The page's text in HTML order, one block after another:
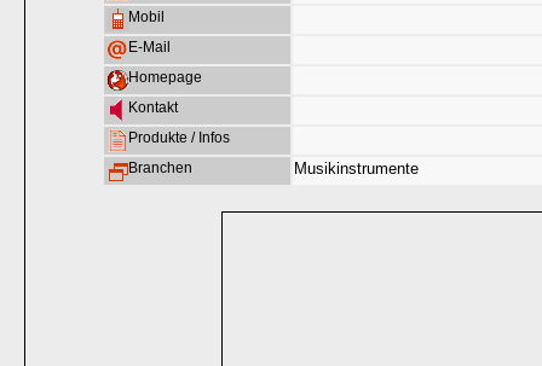
Mobil
E-Mail
Homepage
Kontakt
Produkte / Infos
Branchen
Musikinstrumente